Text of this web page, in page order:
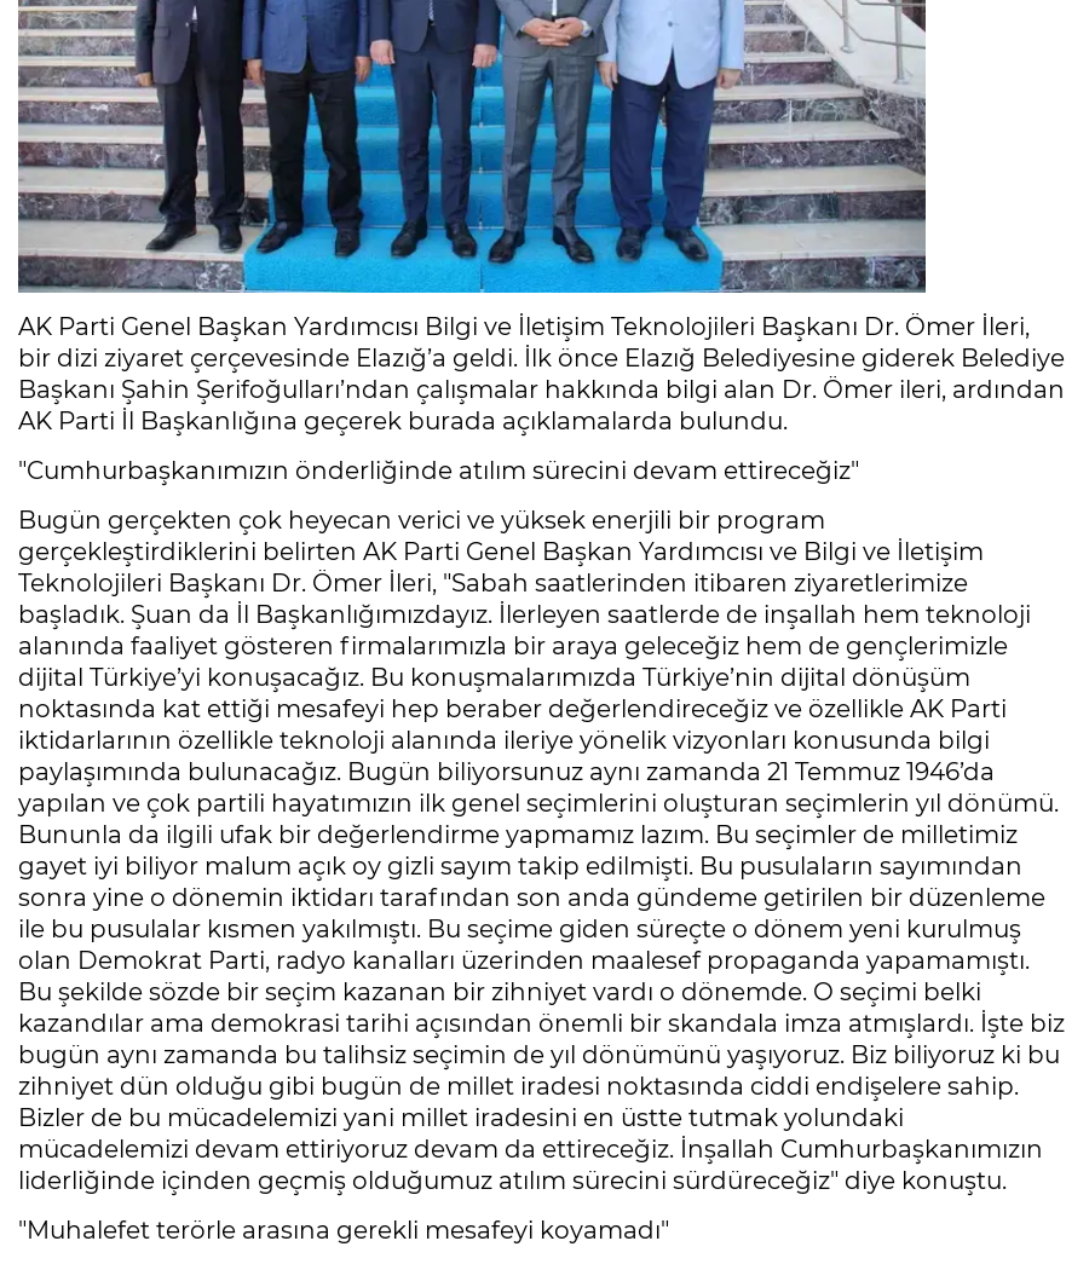
AK Parti Genel Başkan Yardımcısı Bilgi ve İletişim Teknolojileri Başkanı Dr. Ömer İleri,
bir dizi ziyaret çerçevesinde Elazığ’a geldi. İlk önce Elazığ Belediyesine giderek Belediye
Başkanı Şahin Şerifoğulları’ndan çalışmalar hakkında bilgi alan Dr. Ömer ileri, ardından
AK Parti İl Başkanlığına geçerek burada açıklamalarda bulundu.
"Cumhurbaşkanımızın önderliğinde atılım sürecini devam ettireceğiz"
Bugün gerçekten çok heyecan verici ve yüksek enerjili bir program
gerçekleştirdiklerini belirten AK Parti Genel Başkan Yardımcısı ve Bilgi ve İletişim
Teknolojileri Başkanı Dr. Ömer İleri, "Sabah saatlerinden itibaren ziyaretlerimize
başladık. Şuan da İl Başkanlığımızdayız. İlerleyen saatlerde de inşallah hem teknoloji
alanında faaliyet gösteren firmalarımızla bir araya geleceğiz hem de gençlerimizle
dijital Türkiye’yi konuşacağız. Bu konuşmalarımızda Türkiye’nin dijital dönüşüm
noktasında kat ettiği mesafeyi hep beraber değerlendireceğiz ve özellikle AK Parti
iktidarlarının özellikle teknoloji alanında ileriye yönelik vizyonları konusunda bilgi
paylaşımında bulunacağız. Bugün biliyorsunuz aynı zamanda 21 Temmuz 1946’da
yapılan ve çok partili hayatımızın ilk genel seçimlerini oluşturan seçimlerin yıl dönümü.
Bununla da ilgili ufak bir değerlendirme yapmamız lazım. Bu seçimler de milletimiz
gayet iyi biliyor malum açık oy gizli sayım takip edilmişti. Bu pusulaların sayımından
sonra yine o dönemin iktidarı tarafından son anda gündeme getirilen bir düzenleme
ile bu pusulalar kısmen yakılmıştı. Bu seçime giden süreçte o dönem yeni kurulmuş
olan Demokrat Parti, radyo kanalları üzerinden maalesef propaganda yapamamıştı.
Bu şekilde sözde bir seçim kazanan bir zihniyet vardı o dönemde. O seçimi belki
kazandılar ama demokrasi tarihi açısından önemli bir skandala imza atmışlardı. İşte biz
bugün aynı zamanda bu talihsiz seçimin de yıl dönümünü yaşıyoruz. Biz biliyoruz ki bu
zihniyet dün olduğu gibi bugün de millet iradesi noktasında ciddi endişelere sahip.
Bizler de bu mücadelemizi yani millet iradesini en üstte tutmak yolundaki
mücadelemizi devam ettiriyoruz devam da ettireceğiz. İnşallah Cumhurbaşkanımızın
liderliğinde içinden geçmiş olduğumuz atılım sürecini sürdüreceğiz" diye konuştu.
"Muhalefet terörle arasına gerekli mesafeyi koyamadı"